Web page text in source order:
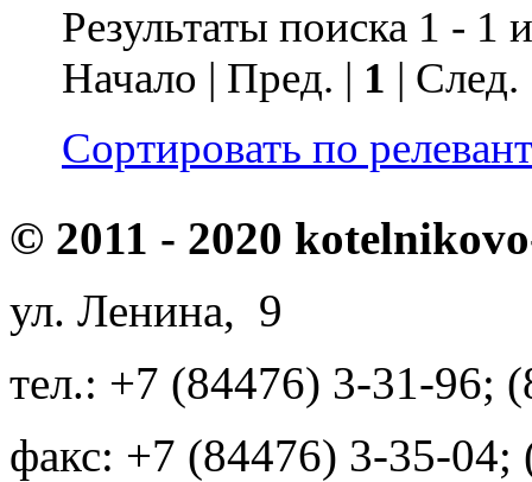
Результаты поиска 1 - 1
Начало | Пред. | 1 |
Сортировать по
© 2011 - 2020
ул. Ленина, 9
тел.: +7 (84476) 3-31-96;
факс: +7 (84476) 3-35-04;